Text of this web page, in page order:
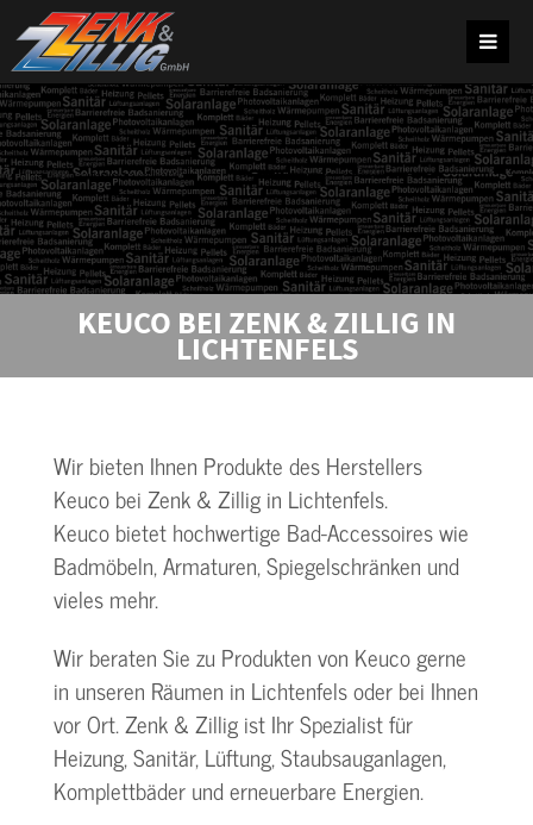
KEUCO BEI ZENK & ZILLIG IN
LICHTENFELS
Wir bieten Ihnen Produkte des Herstellers
Keuco bei Zenk & Zillig in Lichtenfels.
Keuco bietet hochwertige Bad-Accessoires wie
Badmöbeln, Armaturen, Spiegelschränken und
vieles mehr.
Wir beraten Sie zu Produkten von Keuco gerne
in unseren Räumen in Lichtenfels oder bei Ihnen
vor Ort. Zenk & Zillig ist Ihr Spezialist für
Heizung, Sanitär, Lüftung, Staubsauganlagen,
Komplettbäder und erneuerbare Energien.